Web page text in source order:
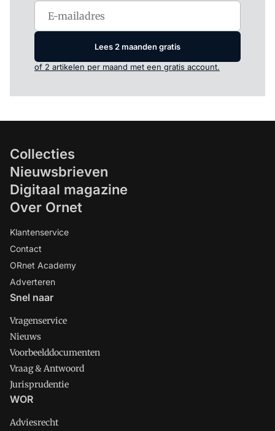
Lees 2 maanden gratis
of 2 artikelen per maand met een gratis account.
Collecties
Nieuwsbrieven
Digitaal magazine
Over Ornet
Klantenservice
Contact
ORnet Academy
Adverteren
Snel naar
Vragenservice
Nieuws
Voorbeelddocumenten
Vraag & Antwoord
Jurisprudentie
WOR
Adviesrecht